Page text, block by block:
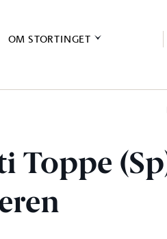
OM STORTINGET
Toppe